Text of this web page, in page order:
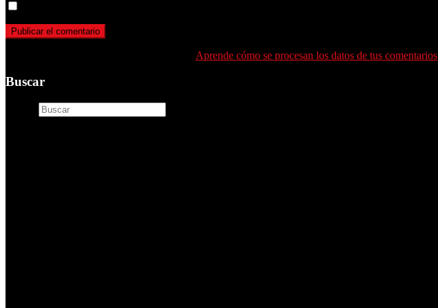
Aprende cómo se procesan los datos de tus comentarios
Buscar